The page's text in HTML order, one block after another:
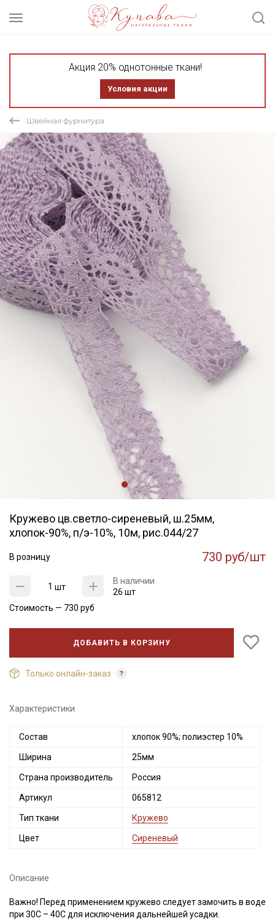
Акция 20% однотонные ткани!
Условия акции
Швейная фурнитура
Кружево цв.светло-сиреневый, ш.25мм,
хлопок-90%, п/э-10%, 10м, рис.044/27
В розницу 730 руб/шт
шт
В наличии
26 шт
Стоимость — 730 руб
ДОБАВИТЬ В КОРЗИНУ
Только онлайн-заказ
Характеристики
Состав хлопок 90%; полиэстер 10%
Ширина 25мм
Страна производитель Россия
Артикул 065812
Тип ткани Кружево
Цвет Сиреневый
Описание
Важно! Перед применением кружево следует замочить в воде
при 30С – 40С для исключения дальнейшей усадки.